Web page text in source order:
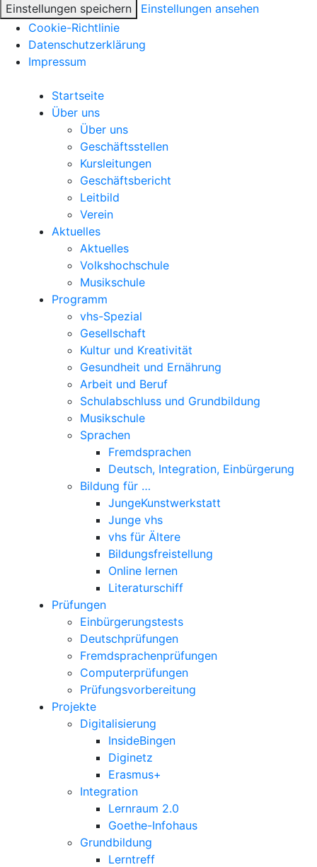
Einstellungen speichern
Einstellungen ansehen
Cookie-Richtlinie
Datenschutzerklärung
Impressum
Startseite
Über uns
Über uns
Geschäftsstellen
Kursleitungen
Geschäftsbericht
Leitbild
Verein
Aktuelles
Aktuelles
Volkshochschule
Musikschule
Programm
vhs-Spezial
Gesellschaft
Kultur und Kreativität
Gesundheit und Ernährung
Arbeit und Beruf
Schulabschluss und Grundbildung
Musikschule
Sprachen
Fremdsprachen
Deutsch, Integration, Einbürgerung
Bildung für …
JungeKunstwerkstatt
Junge vhs
vhs für Ältere
Bildungsfreistellung
Online lernen
Literaturschiff
Prüfungen
Einbürgerungstests
Deutschprüfungen
Fremdsprachenprüfungen
Computerprüfungen
Prüfungsvorbereitung
Projekte
Digitalisierung
InsideBingen
Diginetz
Erasmus+
Integration
Lernraum 2.0
Goethe-Infohaus
Grundbildung
Lerntreff